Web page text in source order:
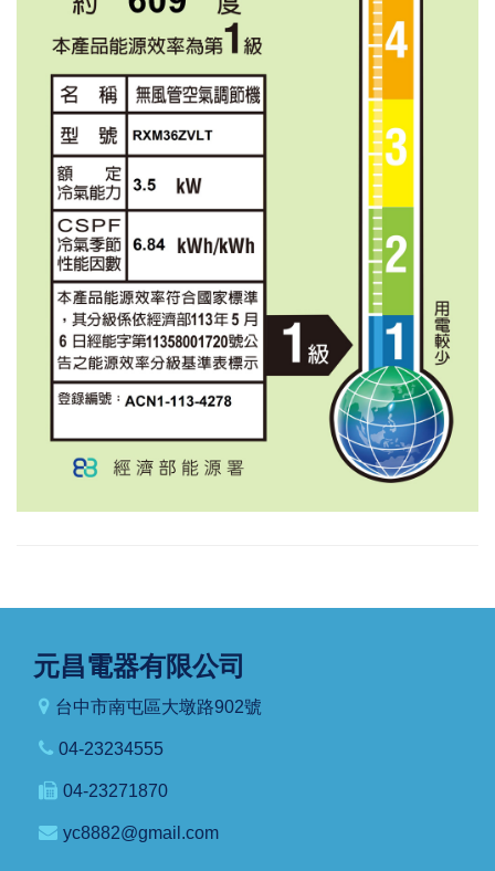
元昌電器有限公司
台中市南屯區大墩路902號
04-23234555
04-23271870
yc8882@gmail.com